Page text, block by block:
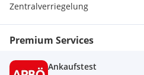
Zentralverriegelung
Premium Services
Ankaufstest